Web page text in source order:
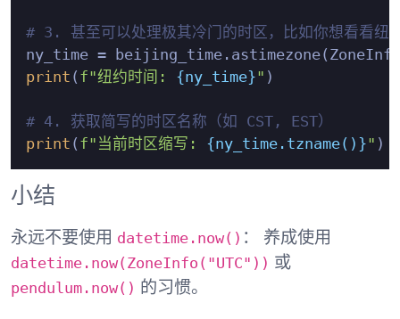
# 3. 甚至可以处理极其冷门的时区，比如你想看看纽
ny_time =
print ( f"纽约时间: {ny_time}" )
# 4. 获取简写的时区名称（如 CST, EST）
print ( f"当前时区缩写: {ny_time.tzname()}"
小结
永远不要使用 datetime.now() ： 养成使用
datetime.now(ZoneInfo("UTC")) 或
pendulum.now() 的习惯。